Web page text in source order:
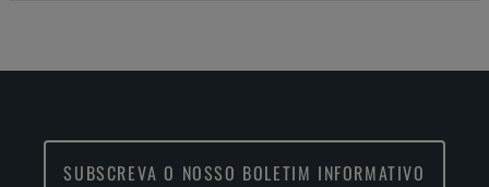
SUBSCREVA O NOSSO BOLETIM INFORMATIVO